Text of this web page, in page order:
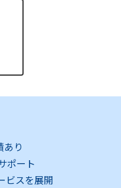
あり
ポート
ビスを展開